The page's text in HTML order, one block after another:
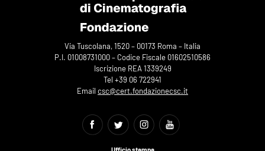
Via Tuscolana, 1520 – 00173 Roma – Italia
P.I. 01008731000 – Codice Fiscale 01602510586
Iscrizione REA 1339249
Tel +39 06 722941
Email csc@cert.fondazionecsc.it